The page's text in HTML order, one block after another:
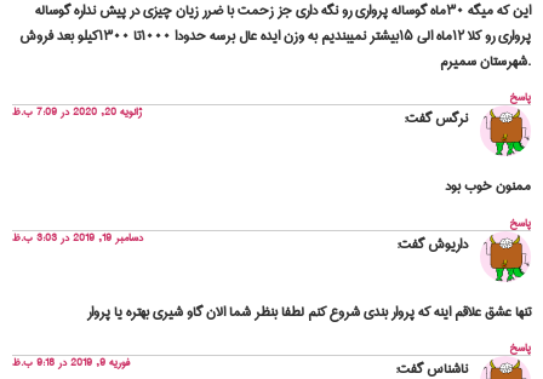
این که میگه ۳۰ماه گوساله پرواری رو نگه داری جز زحمت با ضرر زیان چیزی در پیش نداره گوساله
پرواری رو کلا ۱۲ماه الی ۱۵بیشتر نمیبندیم به وزن ایده عال برسه حدودا ۱۰۰۰تا ۱۳۰۰کیلو بعد فروش
.شهرستان سمیرم
پاسخ
نرگسگفت: ژانویه 20, 2020 در 7:09 ب.ظ
ممنون خوب بود
پاسخ
داریوشگفت: دسامبر 19, 2019 در 3:03 ب.ظ
تنها عشق علاقم اینه که پروار بندی شروع کنم لطفا بنظر شما الان گاو شیری بهتره یا پروار
پاسخ
ناشناسگفت: فوریه 9, 2019 در 9:18 ب.ظ